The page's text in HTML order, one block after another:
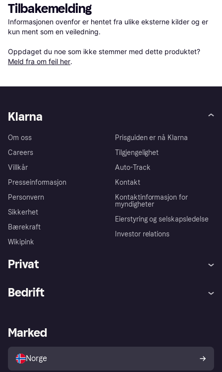
Tilbakemelding
Informasjonen ovenfor er hentet fra ulike eksterne kilder og er
kun ment som en veiledning.
Oppdaget du noe som ikke stemmer med dette produktet?
Meld fra om feil her.
Klarna
Om oss
Careers
Villkår
Presseinformasjon
Personvern
Sikkerhet
Bærekraft
Wikipink
Prisguiden er nå Klarna
Tilgjengelighet
Auto-Track
Kontakt
Kontaktinformasjon for
myndigheter
Eierstyring og selskapsledelse
Investor relations
Privat
Utforsk butikker
Bedrift
Merchant portal
Marked
Norge